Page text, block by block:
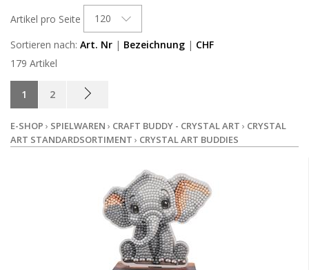
LAGERBESTAND
Artikel pro Seite
120
Sortieren nach: Art. Nr | Bezeichnung | CHF
179 Artikel
1 2
E-SHOP › SPIELWAREN › CRAFT BUDDY - CRYSTAL ART › CRYSTAL
ART STANDARDSORTIMENT › CRYSTAL ART BUDDIES